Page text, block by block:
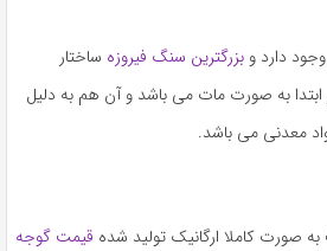
دارد و بزرگترین سنگ فیروزه ساختار
به صورت مات می باشد و آن هم به دلیل
معدنی می باشد.
صورت کاملا ارگانیک تولید شده قیمت گوجه